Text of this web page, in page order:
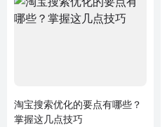
淘宝搜索优化的要点有哪些？
掌握这几点技巧